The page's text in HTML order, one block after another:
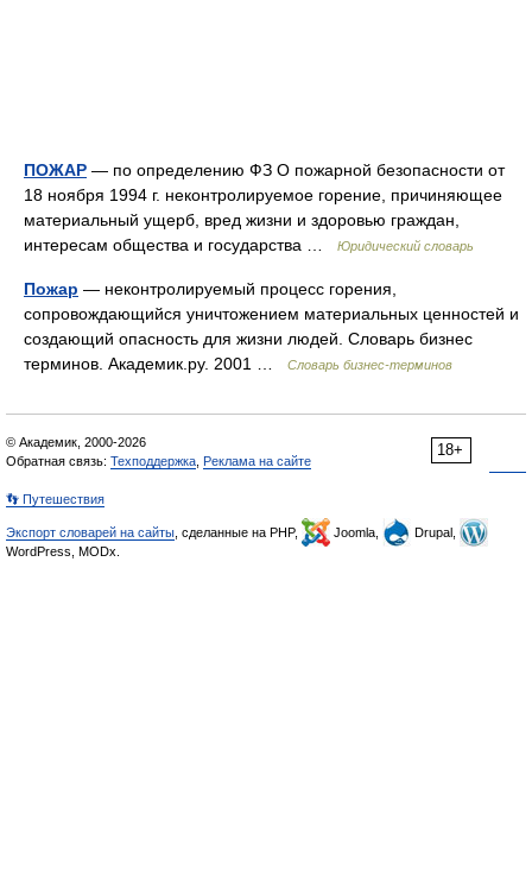
ПОЖАР — по определению ФЗ О пожарной безопасности от
18 ноября 1994 г. неконтролируемое горение, причиняющее
материальный ущерб, вред жизни и здоровью граждан,
интересам общества и государства …
Юридический словарь
Пожар — неконтролируемый процесс горения,
сопровождающийся уничтожением материальных ценностей и
создающий опасность для жизни людей. Словарь бизнес
терминов. Академик.ру. 2001 …
Словарь бизнес-терминов
18+
© Академик, 2000-2026
Обратная связь: Техподдержка Реклама на сайте
👣 Путешествия
Экспорт словарей на сайты , сделанные на PHP, Joomla,
Drupal,
WordPress, MODx.